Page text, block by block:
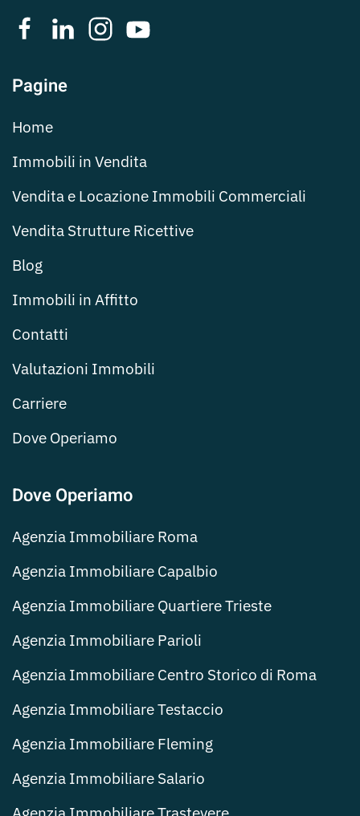
Pagine
Home
Immobili in Vendita
Vendita e Locazione Immobili Commerciali
Vendita Strutture Ricettive
Blog
Immobili in Affitto
Contatti
Valutazioni Immobili
Carriere
Dove Operiamo
Dove Operiamo
Agenzia Immobiliare Roma
Agenzia Immobiliare Capalbio
Agenzia Immobiliare Quartiere Trieste
Agenzia Immobiliare Parioli
Agenzia Immobiliare Centro Storico di Roma
Agenzia Immobiliare Testaccio
Agenzia Immobiliare Fleming
Agenzia Immobiliare Salario